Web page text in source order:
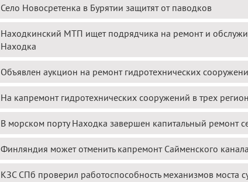
Село Новосретенка в Бурятии защитят от паводков
Находкинский МТП ищет подрядчика на ремонт и
Находка
Объявлен аукцион на ремонт гидротехнических
На капремонт гидротехнических сооружений в трех
В морском порту Находка завершен капитальный ремонт
Финляндия может отменить капремонт Сайменского канала
КЗС СПб проверил работоспособность механизмов моста